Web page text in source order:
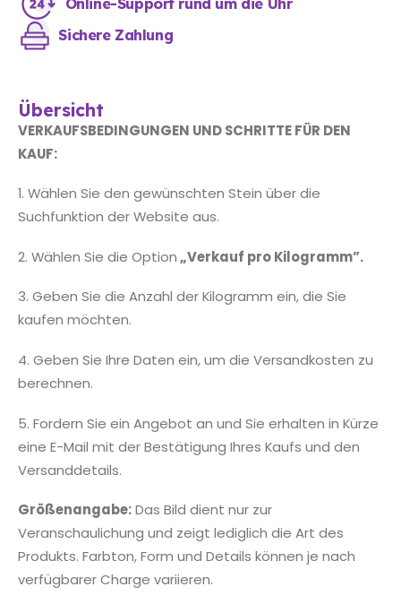
Online-Support rund um die Uhr
Sichere Zahlung
Übersicht
VERKAUFSBEDINGUNGEN UND SCHRITTE FÜR DEN
KAUF:
1. Wählen Sie den gewünschten Stein über die
Suchfunktion der Website aus.
2. Wählen Sie die Option „Verkauf pro Kilogramm”.
3. Geben Sie die Anzahl der Kilogramm ein, die Sie
kaufen möchten.
4. Geben Sie Ihre Daten ein, um die Versandkosten zu
berechnen.
5. Fordern Sie ein Angebot an und Sie erhalten in Kürze
eine E-Mail mit der Bestätigung Ihres Kaufs und den
Versanddetails.
Größenangabe:Das Bild dient nur zur
Veranschaulichung und zeigt lediglich die Art des
Produkts. Farbton, Form und Details können je nach
verfügbarer Charge variieren.